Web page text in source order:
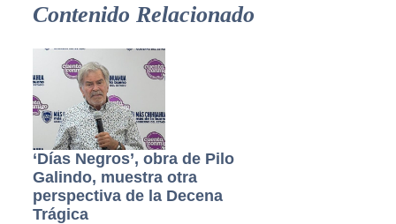
Contenido Relacionado
‘Días Negros’, obra de Pilo
Galindo, muestra otra
perspectiva de la Decena
Trágica